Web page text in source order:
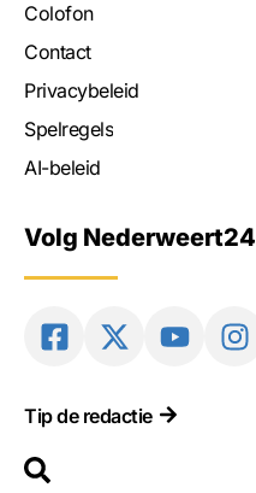
Colofon
Contact
Privacybeleid
Spelregels
AI-beleid
Volg Nederweert24
Tip de redactie